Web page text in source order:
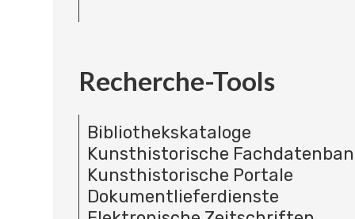
Recherche-Tools
Bibliothekskataloge
Kunsthistorische
Kunsthistorische Portale
Dokumentlieferdienste